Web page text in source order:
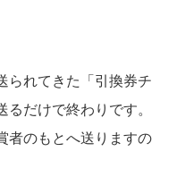
られてきた「引換券チ
だけで終わりです。
者のもとへ送りますの